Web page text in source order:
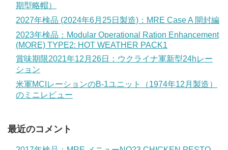
期型略帽）
2027年検品 (2024年6月25日製造)：MRE Case A 開封編
2023年検品：Modular Operational Ration Enhancement
(MORE) TYPE2: HOT WEATHER PACK1
賞味期限2021年12月26日：ウクライナ軍新型24hレー
ション
米軍MCIレーションのB-1ユニット（1974年12月製造）
のミニレビュー
最近のコメント